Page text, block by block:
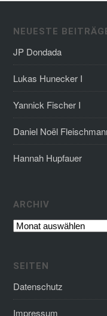
NEUESTE
JP Dondada
Lukas Hunecker I
Yannick Fischer I
Daniel Noël
Hannah Hupfauer
ARCHIV
SEITEN
Datenschutz
Impressum